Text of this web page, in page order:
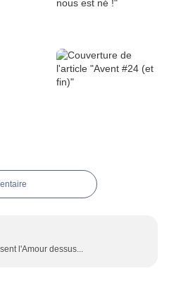
l'Amour dessus...